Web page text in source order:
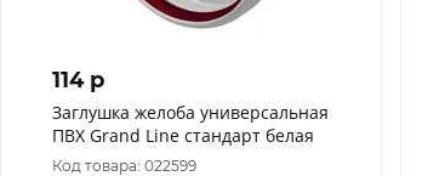
114 p
Заглушка желоба универсальная
ПВХ Grand Line стандарт белая
Код товара: 022599